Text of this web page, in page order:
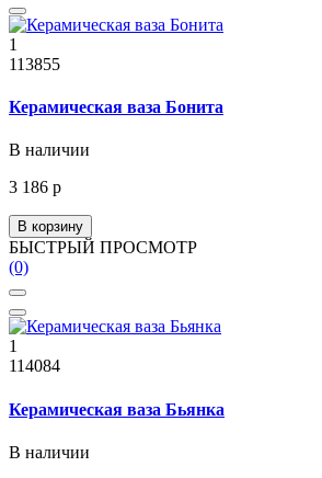
1
113855
Керамическая ваза Бонита
В наличии
3 186 р
В корзину
БЫСТРЫЙ ПРОСМОТР
(0)
1
114084
Керамическая ваза Бьянка
В наличии